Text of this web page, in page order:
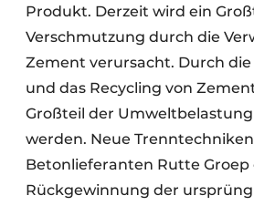
Produkt. Derzeit wird ein
Verschmutzung durch die
Zement verursacht. Durch
und das Recycling von
Großteil der
werden. Neue
Betonlieferanten Rutte
Rückgewinnung der